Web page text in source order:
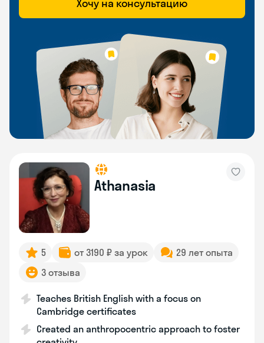
Хочу на консультацию
Athanasia
5 от 3190 ₽ за урок
29 лет опыта
3 отзыва
Teaches British English with a focus on
Cambridge certificates
Created an anthropocentric approach to foster